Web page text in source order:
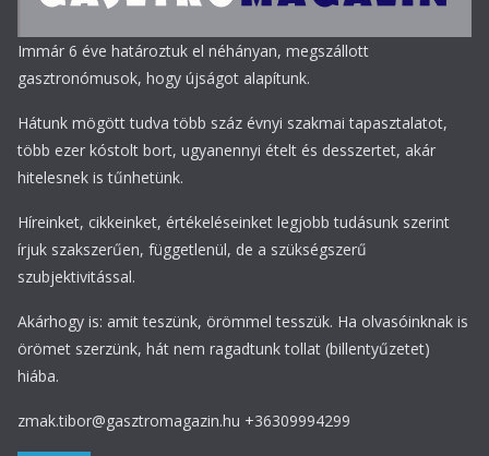
Immár 6 éve határoztuk el néhányan, megszállott
gasztronómusok, hogy újságot alapítunk.
Hátunk mögött tudva több száz évnyi szakmai tapasztalatot,
több ezer kóstolt bort, ugyanennyi ételt és desszertet, akár
hitelesnek is tűnhetünk.
Híreinket, cikkeinket, értékeléseinket legjobb tudásunk szerint
írjuk szakszerűen, függetlenül, de a szükségszerű
szubjektivitással.
Akárhogy is: amit teszünk, örömmel tesszük. Ha olvasóinknak is
örömet szerzünk, hát nem ragadtunk tollat (billentyűzetet)
hiába.
zmak.tibor@gasztromagazin.hu +36309994299